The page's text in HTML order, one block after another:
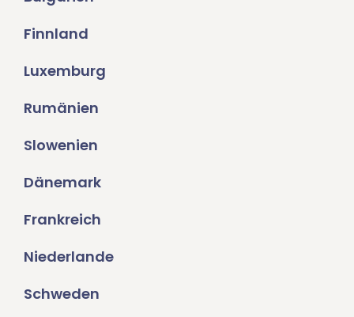
Finnland
Luxemburg
Rumänien
Slowenien
Dänemark
Frankreich
Niederlande
Schweden